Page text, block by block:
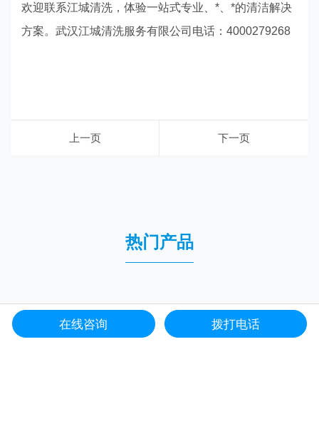
欢迎联系江城清洗，体验一站式专业、*、*的清洁解决
方案。武汉江城清洗服务有限公司电话：4000279268
上一页 下一页
热门产品
网站首页 服务项目 电话咨询 联系我们
在线咨询 拨打电话